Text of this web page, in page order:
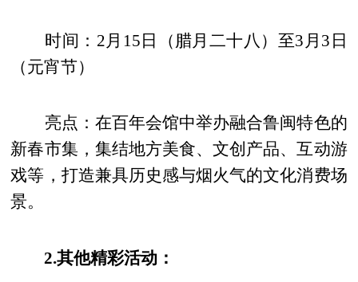
时间：2月15日（腊月二十八）至3月3日
（元宵节）
亮点：在百年会馆中举办融合鲁闽特色的
新春市集，集结地方美食、文创产品、互动游
戏等，打造兼具历史感与烟火气的文化消费场
景。
2.其他精彩活动：